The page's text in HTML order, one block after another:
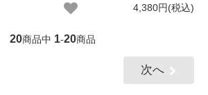
4,380円(税込)
20商品中 1-20商品
次へ